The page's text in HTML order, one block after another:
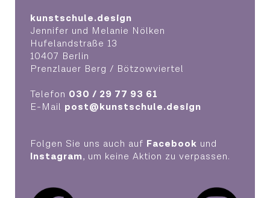
kunstschule.design
Jennifer und Melanie Nölken
Hufelandstraße 13
10407 Berlin
Prenzlauer Berg / Bötzowviertel
Telefon 030 / 29 77 93 61
E-Mail post@kunstschule.design
Folgen Sie uns auch auf Facebook und
Instagram, um keine Aktion zu verpassen.